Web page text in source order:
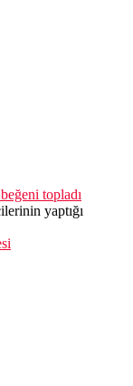
topladı
yaptığı